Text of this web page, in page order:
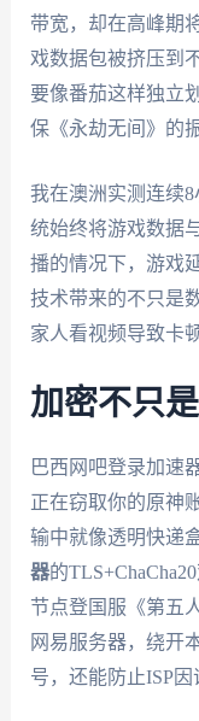
带宽，却在高峰期
戏数据包被挤压到
要像番茄这样独立
保《永劫无间》的
我在澳洲实测连续
统始终将游戏数据
播的情况下，游戏
技术带来的不只是
家人看视频导致卡
加密不只
巴西网吧登录加速
正在窃取你的原神
输中就像透明快递
器的
节点登国服《第五
网易服务器，绕开
号，还能防止ISP因